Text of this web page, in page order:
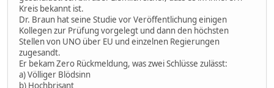
Kreis bekannt ist.
Dr. Braun hat seine Studie vor Veröffentlichung einigen
Kollegen zur Prüfung vorgelegt und dann den höchsten
Stellen von UNO über EU und einzelnen Regierungen
zugesandt.
Er bekam Zero Rückmeldung, was zwei Schlüsse zulässt:
a) Völliger Blödsinn
b) Hochbrisant